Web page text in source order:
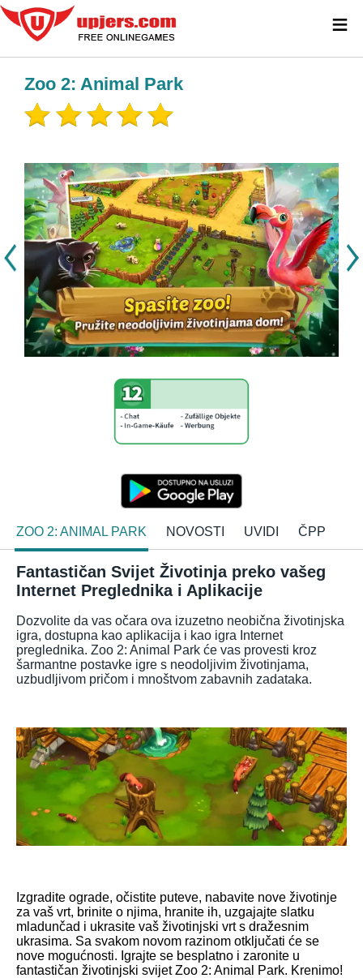
Zoo 2: Animal Park
ZOO 2: ANIMAL PARK NOVOSTI UVIDI ČPP
Fantastičan Svijet Životinja preko vašeg
Internet Preglednika i Aplikacije
Dozvolite da vas očara ova izuzetno neobična životinjska
igra, dostupna kao aplikacija i kao igra Internet
preglednika. Zoo 2: Animal Park će vas provesti kroz
šarmantne postavke igre s neodoljivim životinjama,
uzbudljivom pričom i mnoštvom zabavnih zadataka.
Izgradite ograde, očistite puteve, nabavite nove životinje
za vaš vrt, brinite o njima, hranite ih, uzgajajte slatku
mladunčad i ukrasite vaš životinjski vrt s dražesnim
ukrasima. Sa svakom novom razinom otključati će se
nove mogućnosti. Igrajte se besplatno i zaronite u
fantastičan životinjski svijet Zoo 2: Animal Park. Krenimo!
≡